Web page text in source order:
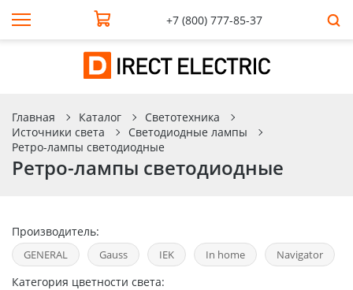
+7 (800) 777-85-37
Главная Каталог
Светотехника
Источники света
Светодиодные лампы
Ретро-лампы светодиодные
Ретро-лампы светодиодные
Производитель:
GENERAL Gauss IEK In home Navigator
Категория цветности света: